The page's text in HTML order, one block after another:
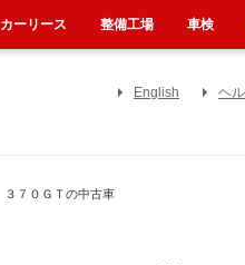
English ヘ
３７０ＧＴの中古車
カーリース 整備工場 車検